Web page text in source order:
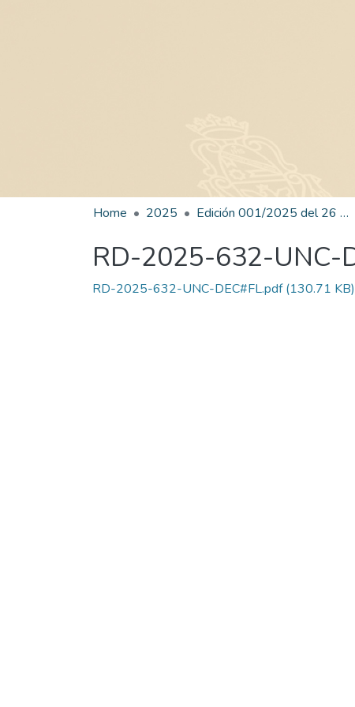
Home 2025 Edición 001/2025 del 26 de mayo de 2025
RD-2025-632-UNC-
RD-2025-632-UNC-DEC#FL.pdf(130.71 KB)